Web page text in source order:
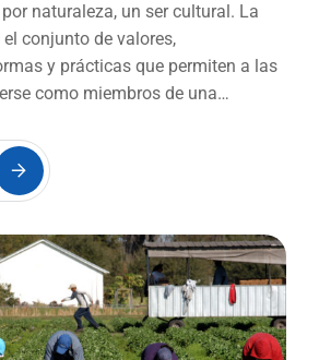
naturaleza, un ser cultural. La
conjunto de valores,
y prácticas que permiten a las
como miembros de una…